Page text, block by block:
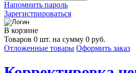
Напомнить пароль
Зарегистрироваться
В корзине
Товаров 0 шт. на сумму 0 руб.
Отложенные товары Оформить заказ